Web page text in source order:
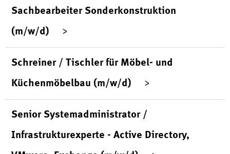
Sachbearbeiter Sonderkonstruktion
(m/w/d)
Schreiner / Tischler für Möbel- und
Küchenmöbelbau (m/w/d)
Senior Systemadministrator /
Infrastrukturexperte - Active Directory,